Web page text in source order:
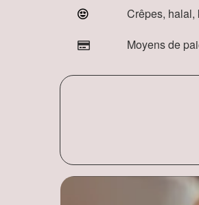
Crêpes, halal,
Moyens de